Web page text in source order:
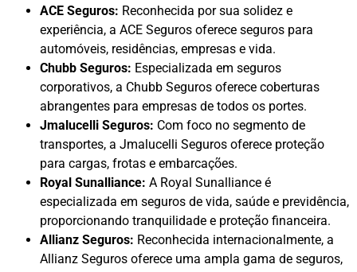
ACE Seguros: Reconhecida por sua solidez e
experiência, a ACE Seguros oferece seguros para
automóveis, residências, empresas e vida.
Chubb Seguros: Especializada em seguros
corporativos, a Chubb Seguros oferece coberturas
abrangentes para empresas de todos os portes.
Jmalucelli Seguros: Com foco no segmento de
transportes, a Jmalucelli Seguros oferece proteção
para cargas, frotas e embarcações.
Royal Sunalliance: A Royal Sunalliance é
especializada em seguros de vida, saúde e previdência,
proporcionando tranquilidade e proteção financeira.
Allianz Seguros: Reconhecida internacionalmente, a
Allianz Seguros oferece uma ampla gama de seguros,